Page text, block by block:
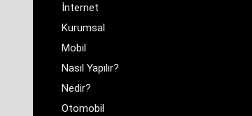
İnternet
Kurumsal
Mobil
Nasıl Yapılır?
Nedir?
Otomobil